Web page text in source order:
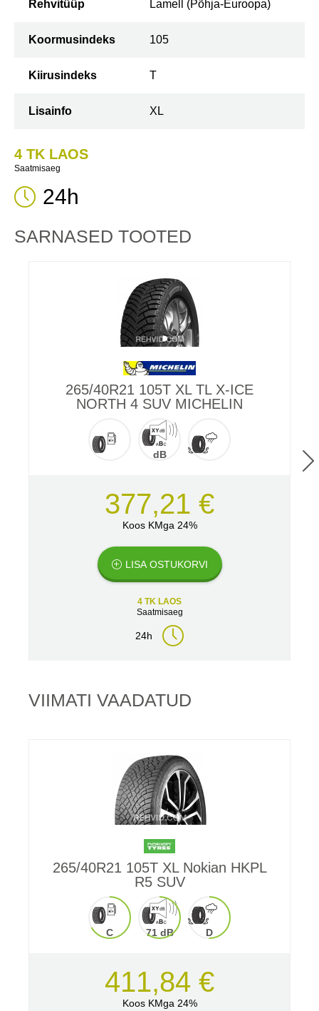
Rehvitüüp Lamell (Põhja-Euroopa)
Koormusindeks 105
Kiirusindeks T
Lisainfo XL
4 TK LAOS
Saatmisaeg
24h
SARNASED TOOTED
265/40R21 105T XL TL X-ICE
NORTH 4 SUV MICHELIN
dB
377,21 €
Koos KMga 24%
LISA OSTUKORVI
4 TK LAOS
Saatmisaeg
24h
VIIMATI VAADATUD
265/40R21 105T XL Nokian HKPL
R5 SUV
C 71 dB D
411,84 €
Koos KMga 24%